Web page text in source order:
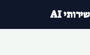
שירותי AI